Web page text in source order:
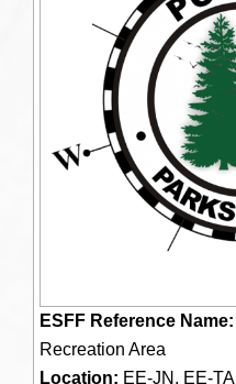
ESFF Reference Name:
Recreation Area
Location: EE-JN, EE-TA